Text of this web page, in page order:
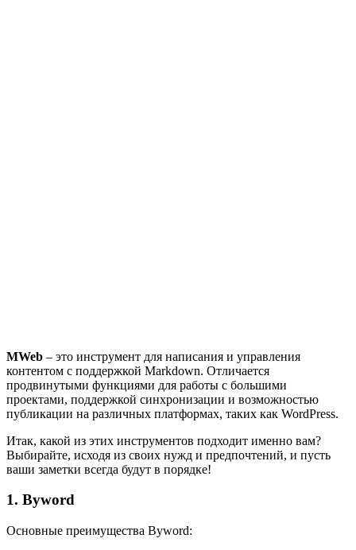
MWeb – это инструмент для написания и управления
контентом с поддержкой Markdown. Отличается
продвинутыми функциями для работы с большими
проектами, поддержкой синхронизации и возможностью
публикации на различных платформах, таких как WordPress.
Итак, какой из этих инструментов подходит именно вам?
Выбирайте, исходя из своих нужд и предпочтений, и пусть
ваши заметки всегда будут в порядке!
1. Byword
Основные преимущества Byword: